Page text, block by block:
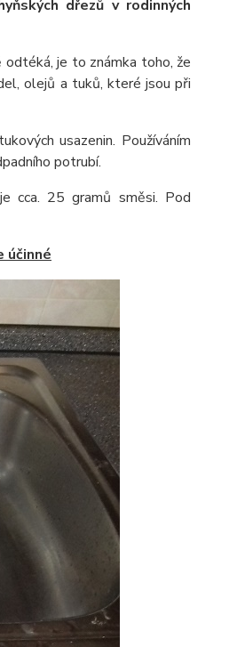
dřezů v rodinných
je to známka toho, že
olejů a tuků, které jsou při
usazenin. Používáním
potrubí.
cca. 25 gramů směsi. Pod
účinné